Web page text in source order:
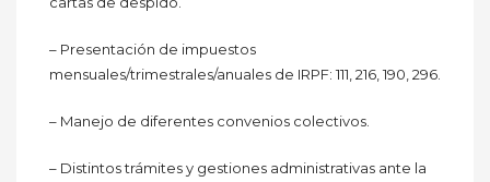
– Presentación de impuestos
mensuales/trimestrales/anuales de IRPF: 111, 216, 190, 296.
– Manejo de diferentes convenios colectivos.
– Distintos trámites y gestiones administrativas ante la